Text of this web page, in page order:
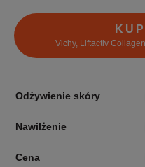
Vichy, Liftactiv
Odżywienie skóry
Nawilżenie
Cena